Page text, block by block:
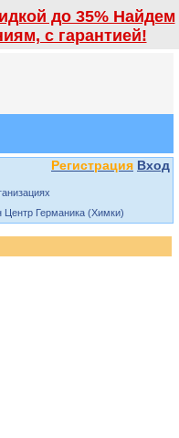
до 35% Найдем
с гарантией!
Регистрация Вход
Центр Германика (Химки)